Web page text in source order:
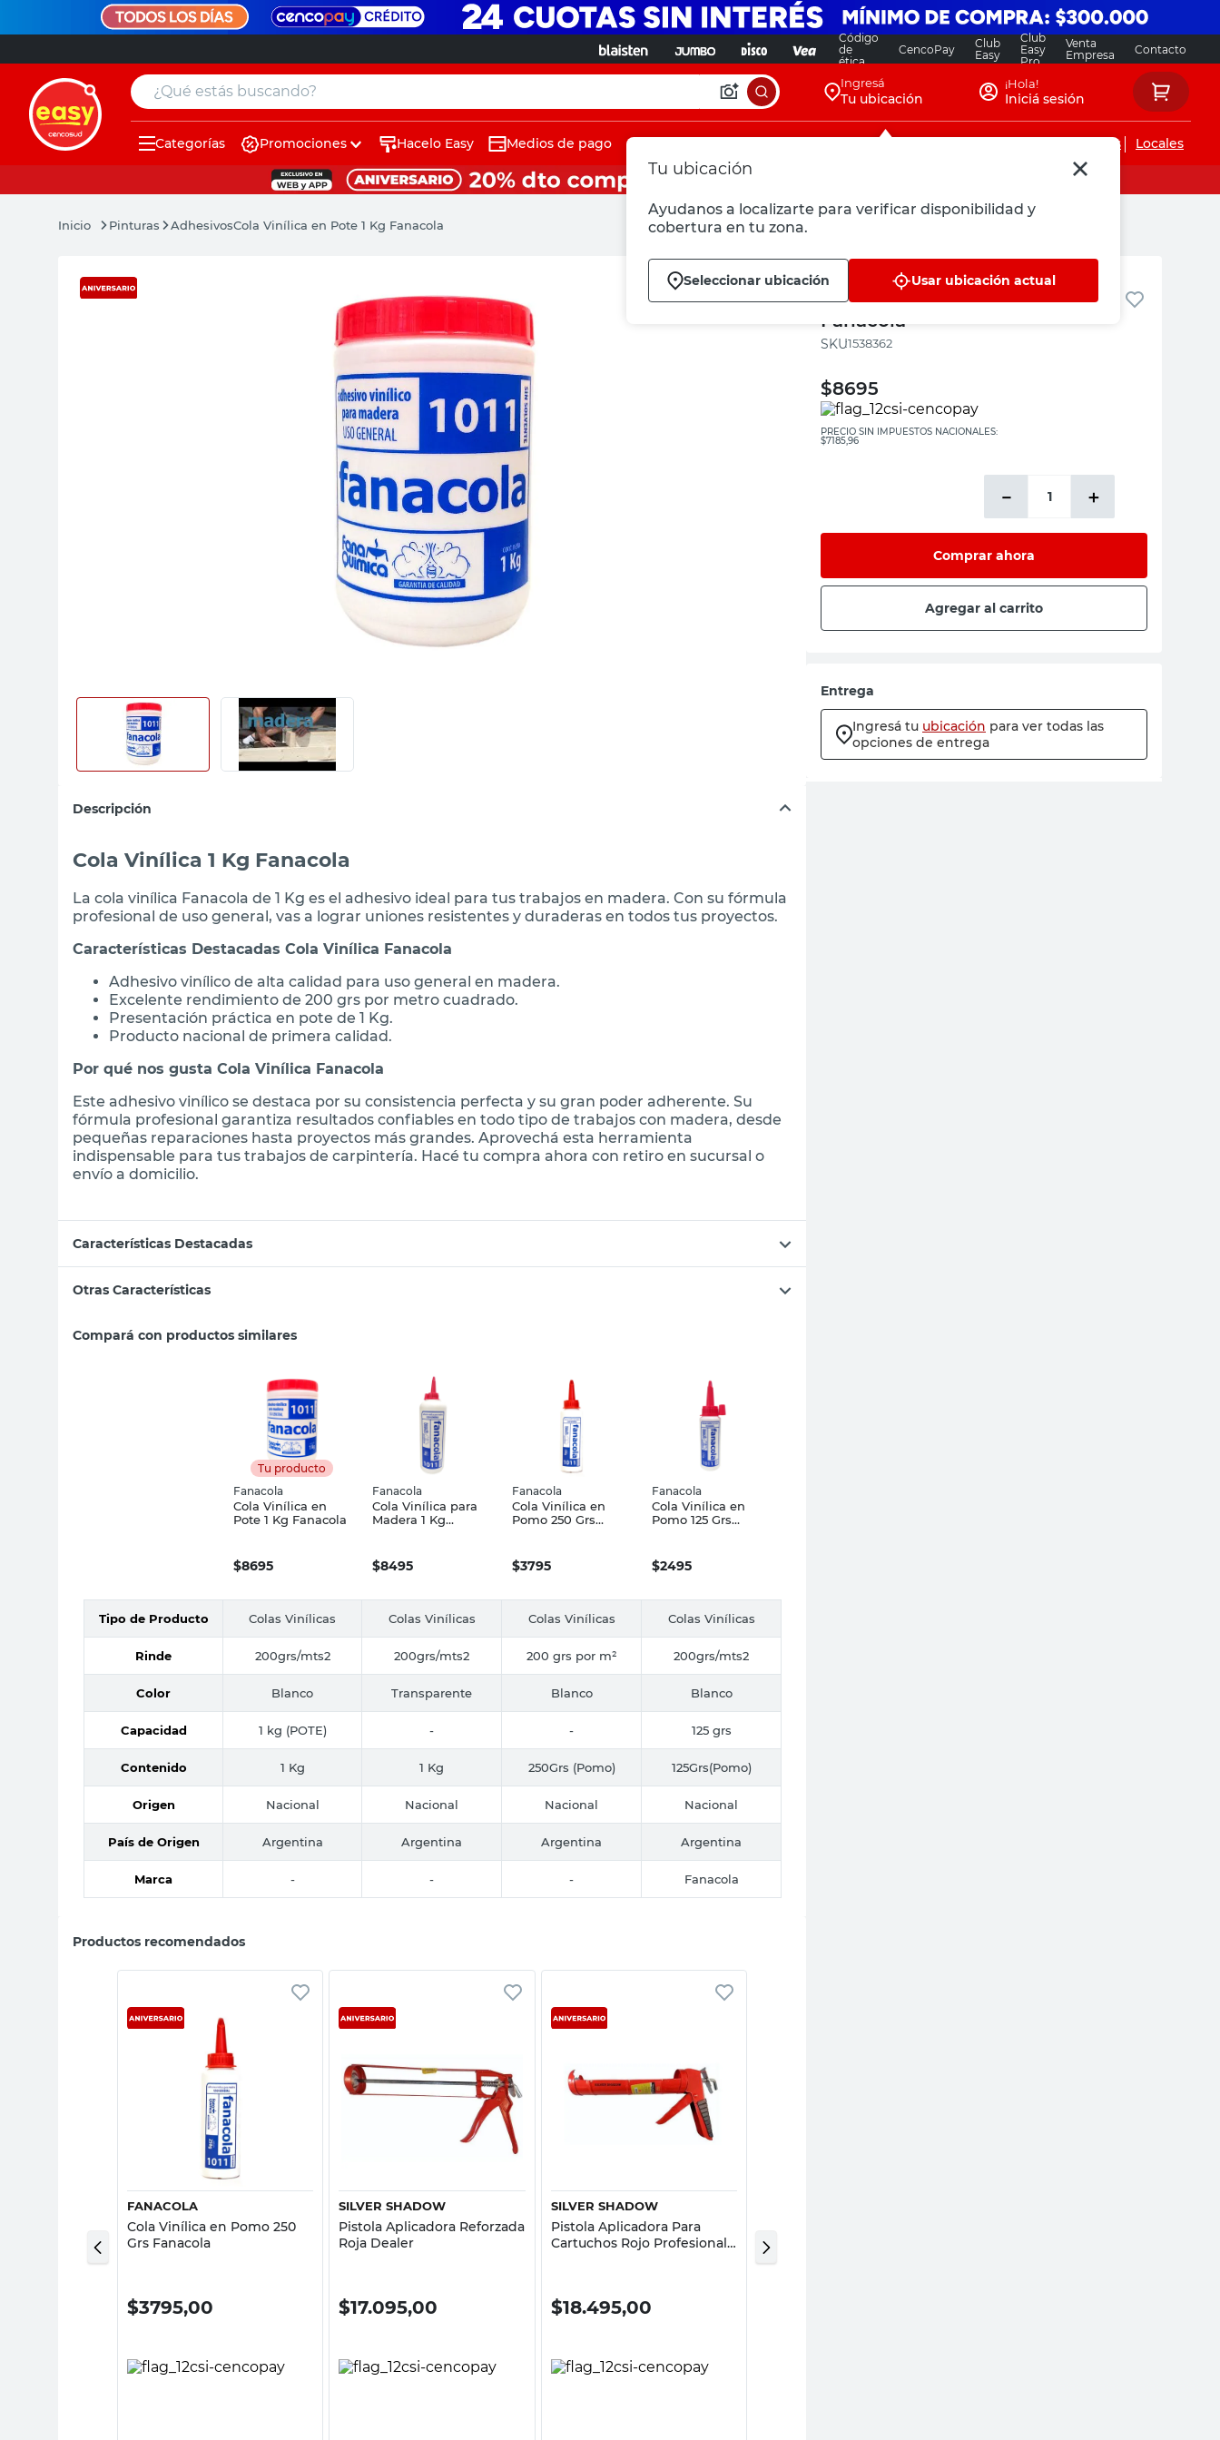
Código
de
ética
CencoPay
Club
Easy
Club
Easy
Pro
Venta
Empresa
Contacto
¿Qué estás buscando? Ingresá
Tu ubicación
Tu ubicación
Ayudanos a localizarte para verificar disponibilidad y
cobertura en tu zona.
Seleccionar ubicación Usar ubicación actual
¡Hola!
Iniciá sesión
Categorías Promociones Hacelo Easy Medios de pago Servicios de instalaciones Locales
Pinturas AdhesivosCola Vinílica en Pote 1 Kg Fanacola
Descripción
Cola Vinílica 1 Kg Fanacola
La cola vinílica Fanacola de 1 Kg es el adhesivo ideal para tus trabajos en madera. Con su fórmula
profesional de uso general, vas a lograr uniones resistentes y duraderas en todos tus proyectos.
Características Destacadas Cola Vinílica Fanacola
Adhesivo vinílico de alta calidad para uso general en madera.
Excelente rendimiento de 200 grs por metro cuadrado.
Presentación práctica en pote de 1 Kg.
Producto nacional de primera calidad.
Por qué nos gusta Cola Vinílica Fanacola
Este adhesivo vinílico se destaca por su consistencia perfecta y su gran poder adherente. Su
fórmula profesional garantiza resultados confiables en todo tipo de trabajos con madera, desde
pequeñas reparaciones hasta proyectos más grandes. Aprovechá esta herramienta
indispensable para tus trabajos de carpintería. Hacé tu compra ahora con retiro en sucursal o
envío a domicilio.
Características Destacadas
Otras Características
Compará con productos similares
Tu producto
Fanacola
Cola Vinílica en
Pote 1 Kg Fanacola
$8695
Fanacola
Cola Vinílica para
Madera 1 Kg
$8495
Fanacola
Cola Vinílica en
Pomo 250 Grs
$3795
Fanacola
Cola Vinílica en
Pomo 125 Grs
$2495
Tipo de Producto Colas Vinílicas Colas Vinílicas Colas Vinílicas Colas Vinílicas
Rinde 200grs/mts2 200grs/mts2 200 grs por m² 200grs/mts2
Color Blanco Transparente Blanco Blanco
Capacidad 1 kg (POTE) - - 125 grs
Contenido 1 Kg 1 Kg 250Grs (Pomo) 125Grs(Pomo)
Origen Nacional Nacional Nacional Nacional
País de Origen Argentina Argentina Argentina Argentina
Marca - - - Fanacola
Productos recomendados
Vista rápida
FANACOLA
Cola Vinílica en Pomo 250
Grs Fanacola
$3795,00
Vista rápida
SILVER SHADOW
Pistola Aplicadora Reforzada
Roja Dealer
$17.095,00
SILVER SHADOW
Pistola Aplicadora Para
Cartuchos Rojo Profesional
$18.495,00
Fanacola
Fanacola
Cola Vinílica en Pote 1 Kg
Fanacola
:1538362
$8695
PRECIO SIN IMPUESTOS NACIONALES:
$7185,96
＋
－
Comprar ahora
Agregar al carrito
Entrega
Ingresá tu ubicación para ver todas las
opciones de entrega
muebles